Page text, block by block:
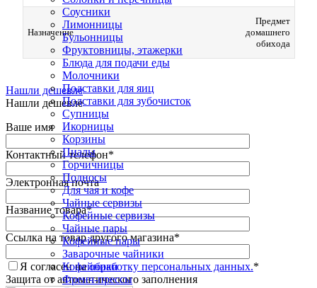
Соусники
Лимонницы
Бульонницы
Фруктовницы, этажерки
Блюда для подачи еды
Молочники
Подставки для яиц
Подставки для зубочисток
Супницы
Икорницы
Корзины
Пиалы
Горчичницы
Подносы
Для чая и кофе
Чайные сервизы
Кофейные сервизы
Чайные пары
Кофейные пары
Заварочные чайники
Кофейники
Френч-прессы
Назначение
Предмет
домашнего
обихода
Нашли дешевле
Нашли дешевле
Ваше имя
Контактный телефон*
Электронная почта
Название товара*
Ссылка на товар другого магазина*
Я согласен наобработку персональных данных.*
Защита от автоматического заполнения